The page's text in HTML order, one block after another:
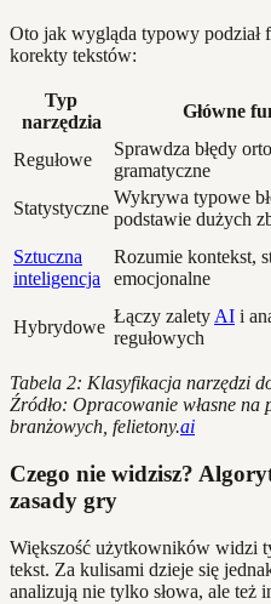
Oto jak wygląda typowy podział
korekty tekstów:
Typ
narzędzia
Główne
Regułowe
Sprawdza błędy
gramatyczne
Statystyczne
Wykrywa typowe
podstawie dużych
Sztuczna
inteligencja
Rozumie kontekst,
emocjonalne
Hybrydowe
Łączy zalety AI i
regułowych
Tabela 2: Klasyfikacja narzędzi
Źródło: Opracowanie własne na
branżowych, felietony.ai
Czego nie widzisz?
zasady gry
Większość użytkowników widzi
tekst. Za kulisami dzieje się
analizują nie tylko słowa, ale też